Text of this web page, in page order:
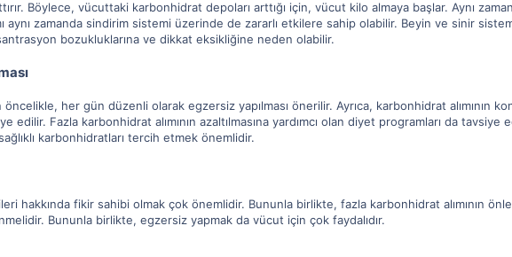
Böylece, vücuttaki karbonhidrat depoları arttığı için, vücut kilo almaya başlar. Aynı
aynı zamanda sindirim sistemi üzerinde de zararlı etkilere sahip olabilir. Beyin ve sinir
bozukluklarına ve dikkat eksikliğine neden olabilir.
öncelikle, her gün düzenli olarak egzersiz yapılması önerilir. Ayrıca, karbonhidrat alımının
Fazla karbonhidrat alımının azaltılmasına yardımcı olan diyet programları da tavsiye
karbonhidratları tercih etmek önemlidir.
hakkında fikir sahibi olmak çok önemlidir. Bununla birlikte, fazla karbonhidrat alımının
Bununla birlikte, egzersiz yapmak da vücut için çok faydalıdır.